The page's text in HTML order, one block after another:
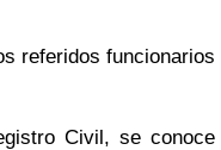
referidos funcionarios
Civil, se conoce